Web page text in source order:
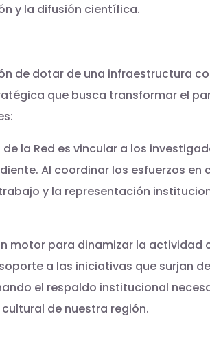
y la difusión científica.
de dotar de una infraestructura
que busca transformar el
la Red es vincular a los
Al coordinar los esfuerzos en
y la representación
motor para dinamizar la actividad
a las iniciativas que surjan
el respaldo institucional
de nuestra región.